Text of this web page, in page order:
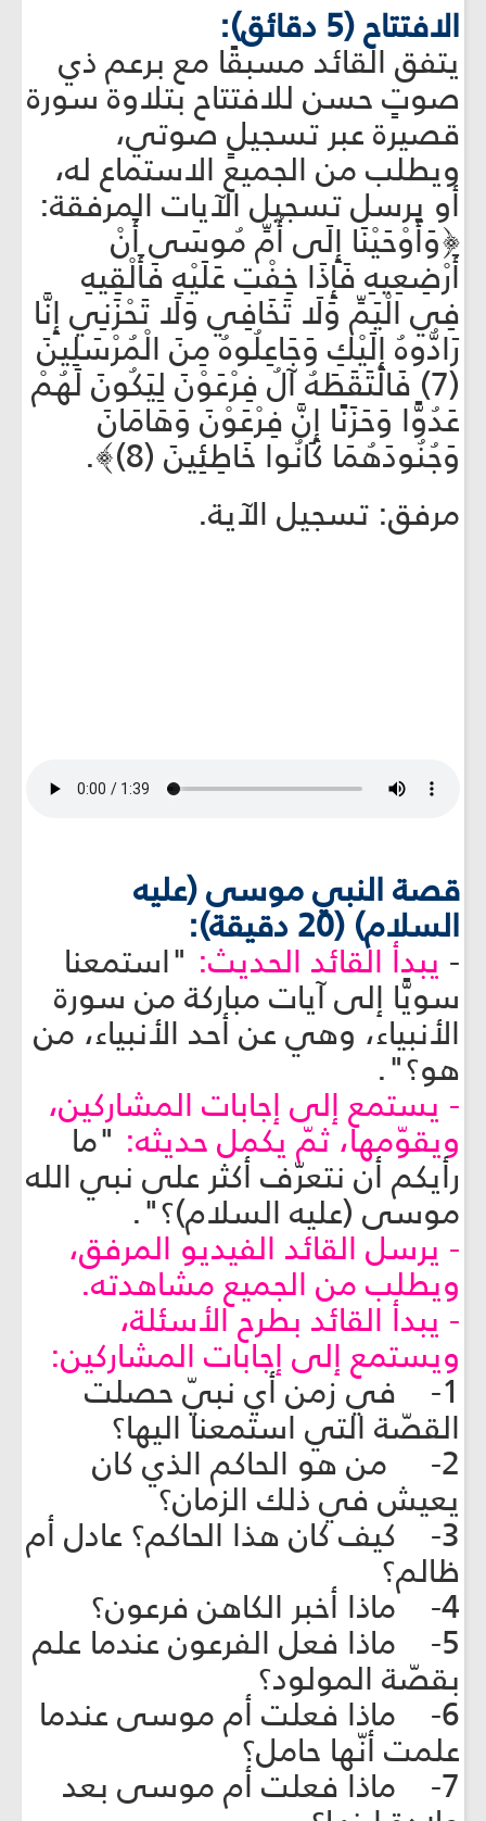
الافتتاح (5 دقائق):
يتفق القائد مسبقًا مع برعم ذي
صوتٍ حسن للافتتاح بتلاوة سورة
قصيرة عبر تسجيلٍ صوتي،
ويطلب من الجميع الاستماع له،
أو يرسل تسجيل الآيات المرفقة:
﴿وَأَوْحَيْنَا إِلَى أُمِّ مُوسَى أَنْ
أَرْضِعِيهِ فَإِذَا خِفْتِ عَلَيْهِ فَأَلْقِيهِ
فِي الْيَمِّ وَلَا تَخَافِي وَلَا تَحْزَنِي إِنَّا
رَادُّوهُ إِلَيْكِ وَجَاعِلُوهُ مِنَ الْمُرْسَلِينَ
(7) فَالْتَقَطَهُ آلُ فِرْعَوْنَ لِيَكُونَ لَهُمْ
عَدُوًّا وَحَزَنًا إِنَّ فِرْعَوْنَ وَهَامَانَ
وَجُنُودَهُمَا كَانُوا خَاطِئِينَ (8)﴾.
مرفق: تسجيل الآية.
قصة النبي موسى (عليه
السلام) (20 دقيقة):
- يبدأ القائد الحديث: "استمعنا
سويًّا إلى آيات مباركة من سورة
الأنبياء، وهي عن أحد الأنبياء، من
هو؟".
- يستمع إلى إجابات المشاركين،
ويقوّمها، ثمّ يكمل حديثه: "ما
رأيكم أن نتعرّف أكثر على نبي الله
موسى (عليه السلام)؟".
- يرسل القائد الفيديو المرفق،
ويطلب من الجميع مشاهدته.
- يبدأ القائد بطرح الأسئلة،
ويستمع إلى إجابات المشاركين:
1- في زمن أي نبيّ حصلت
القصّة التي استمعنا اليها؟
2- من هو الحاكم الذي كان
يعيش في ذلك الزمان؟
3- كيف كان هذا الحاكم؟ عادل أم
ظالم؟
4- ماذا أخبر الكاهن فرعون؟
5- ماذا فعل الفرعون عندما علم
بقصّة المولود؟
6- ماذا فعلت أم موسى عندما
علمت أنّها حامل؟
7- ماذا فعلت أم موسى بعد